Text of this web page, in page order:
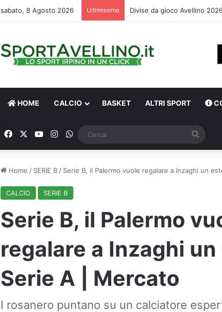
sabato, 8 Agosto 2026 Ultimissime Divise da gioco Avellino
HOME CALCIO BASKET ALTRI SPORT
FacebookYou TubeInstagram
WhatsApp
Home / SERIE B / Serie B, il Palermo vuole regalare a Inzaghi un
CALCIO SERIE B
Serie B, il Palermo
regalare a Inzaghi
Serie A | Mercato
I rosanero puntano su un calciatore